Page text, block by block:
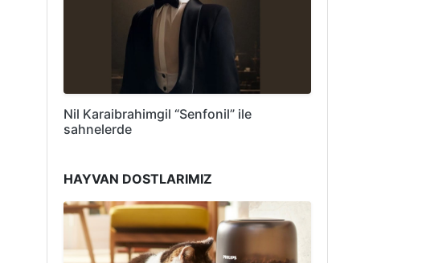
Nil Karaibrahimgil “Senfonil” ile
sahnelerde
HAYVAN DOSTLARIMIZ